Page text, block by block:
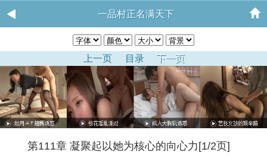
一品村正名满天下
上一页 目录 下一页
第111章 凝聚起以她为核心的向心力[1/2页]